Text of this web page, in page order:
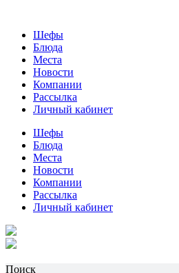
Шефы
Блюда
Места
Новости
Компании
Рассылка
Личный кабинет
Шефы
Блюда
Места
Новости
Компании
Рассылка
Личный кабинет
Поиск